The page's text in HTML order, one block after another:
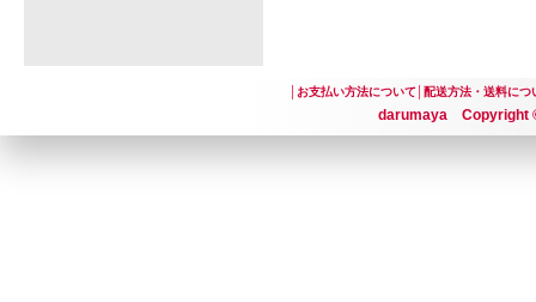
お支払い方法について│ 配送方法・送料につ
darumaya Copyright